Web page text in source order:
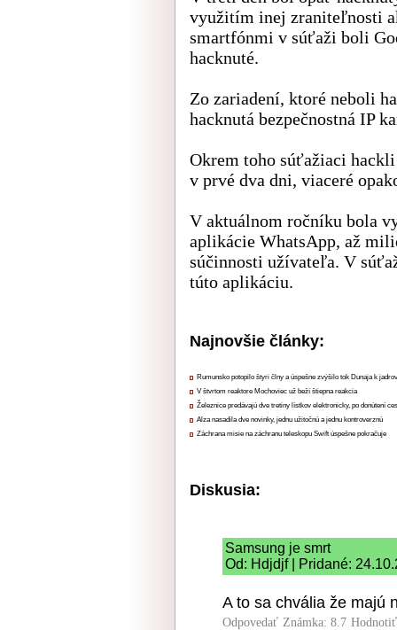
využitím inej zraniteľnosti
smartfónmi v súťaži boli
hacknuté.
Zo zariadení, ktoré neboli
hacknutá bezpečnostná IP
Okrem toho súťažiaci
v prvé dva dni, viaceré
V aktuálnom ročníku bola
aplikácie WhatsApp, až
súčinnosti užívateľa. V
túto aplikáciu.
Najnovšie články:
Rumunsko potopilo štyri člny a úspešne zvýšilo tok Dunaja k
V štvrtom reaktore Mochoviec už beží štiepna reakcia
Železnice predávajú dve tretiny lístkov elektronicky, po donútení
Alza nasadila dve novinky, jednu užitočnú a jednu kontroverznú
Záchrana misie na záchranu teleskopu Swift úspešne pokračuje
Diskusia:
Samsung je smrt
Od: Hdjdjf | Pridané:
A to sa chvália že majú
Odpovedať Známka: 8.7